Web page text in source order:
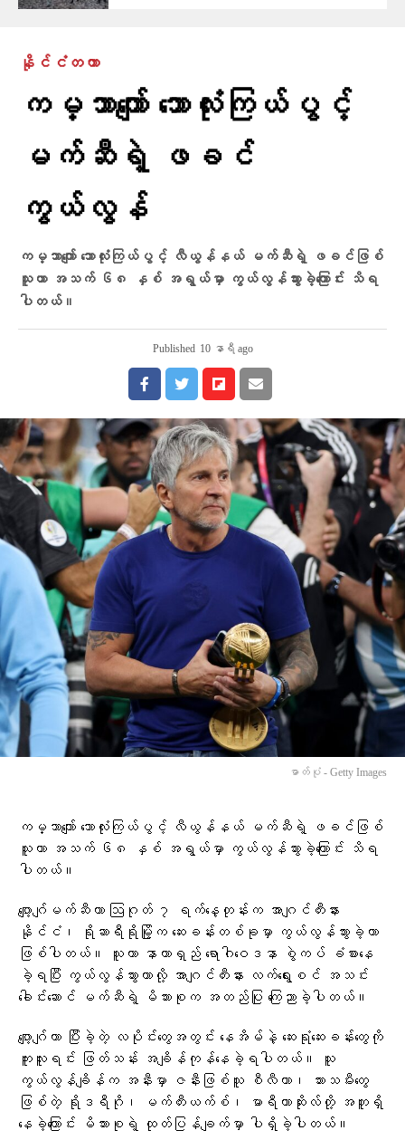
နိုင်ငံတကာ
ကမ္ဘာကျော် ဘောလုံးကြယ်ပွင့်
မက်ဆီရဲ့ ဖခင်
ကွယ်လွန်
ကမ္ဘာကျော် ဘောလုံးကြယ်ပွင့် လီယွန်နယ် မက်ဆီရဲ့ ဖခင်ဖြစ်
သူဟာ အသက် ၆၈ နှစ် အရွယ်မှာ ကွယ်လွန်သွားခဲ့ကြောင်း သိရ
ပါတယ်။
Published 10 နာရီ ago
ဓာတ်ပုံ - Getty Images
ကမ္ဘာကျော် ဘောလုံးကြယ်ပွင့် လီယွန်နယ် မက်ဆီရဲ့ ဖခင်ဖြစ်
သူဟာ အသက် ၆၈ နှစ် အရွယ်မှာ ကွယ်လွန်သွားခဲ့ကြောင်း သိရ
ပါတယ်။
ဂျော့ဂျ်မက်ဆီဟာ ဩဂုတ် ၇ ရက်နေ့တုန်းက အာဂျင်တီးနား
နိုင်ငံ၊ ရိုဆာရီရိုမြို့က ဆေးခန်းတစ်ခုမှာ ကွယ်လွန်သွားခဲ့တာ
ဖြစ်ပါတယ်။ သူဟာ နာတာရှည် ရောဂါဝေဒနာ စွဲကပ် ခံစားနေ
ခဲ့ရပြီး ကွယ်လွန်သွားတာလို့ အာဂျင်တီးနား လက်ရွေးစင် အသင်း
ခေါင်းဆောင် မက်ဆီရဲ့ မိသားစုက အတည်ပြု ကြေညာခဲ့ပါတယ်။
ဂျော့ဂျ်ဟာ ပြီးခဲ့တဲ့ လပိုင်းတွေအတွင်း နေအိမ်နဲ့ ဆေးရုံဆေးခန်းတွေကို
ကူးလူးရင်း ဖြတ်သန်း အချိန်ကုန်နေခဲ့ရပါတယ်။ သူ
ကွယ်လွန်ချိန်က အနီးမှာ ဇနီးဖြစ်သူ စီလီယာ၊ သားသမီးတွေ
ဖြစ်တဲ့ ရိုဒရီဂို၊ မက်တီးယက်စ်၊ မာရီယာဆိုးလ်တို့ အတူရှိ
နေခဲ့ကြောင်း မိသားစုရဲ့ ထုတ်ပြန်ချက်မှာ ပါရှိခဲ့ပါတယ်။